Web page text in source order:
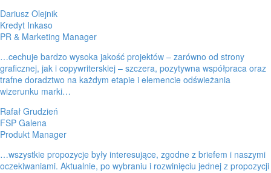
Dariusz Olejnik
Kredyt Inkaso
PR & Marketing Manager
…cechuje bardzo wysoka jakość projektów – zarówno od strony
graficznej, jak i copywriterskiej – szczera, pozytywna współpraca oraz
trafne doradztwo na każdym etapie i elemencie odświeżania
wizerunku marki…
Rafał Grudzień
FSP Galena
Produkt Manager
…wszystkie propozycje były interesujące, zgodne z briefem i naszymi
oczekiwaniami. Aktualnie, po wybraniu i rozwinięciu jednej z propozycji